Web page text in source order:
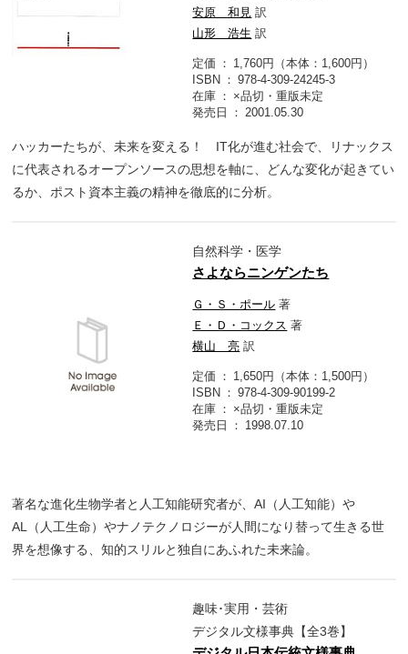
安原 和見 訳
山形 浩生 訳
定価
1,760円（本体：1,600円）
ISBN
978-4-309-24245-3
在庫
×品切・重版未定
発売日
2001.05.30
ハッカーたちが、未来を変える！ IT化が進む社会で、リナックス
に代表されるオープンソースの思想を軸に、どんな変化が起きてい
るか、ポスト資本主義の精神を徹底的に分析。
自然科学・医学
さよならニンゲンたち
Ｇ・Ｓ・ポール 著
Ｅ・Ｄ・コックス 著
横山 亮 訳
定価
1,650円（本体：1,500円）
ISBN
978-4-309-90199-2
在庫
×品切・重版未定
発売日
1998.07.10
著名な進化生物学者と人工知能研究者が、AI（人工知能）や
AL（人工生命）やナノテクノロジーが人間になり替って生きる世
界を想像する、知的スリルと独自にあふれた未来論。
趣味･実用・芸術
デジタル文様事典【全3巻】